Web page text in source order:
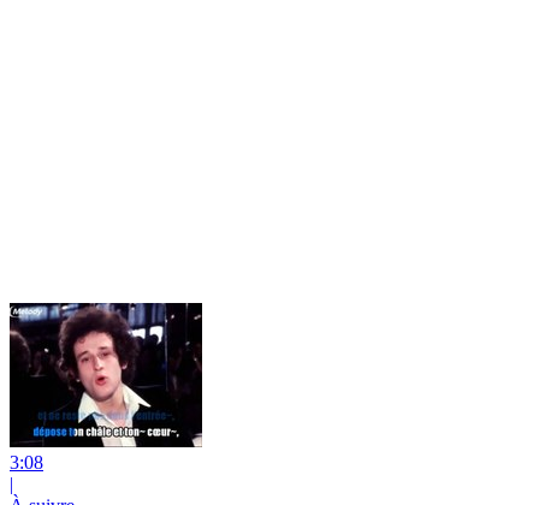
3:08
|